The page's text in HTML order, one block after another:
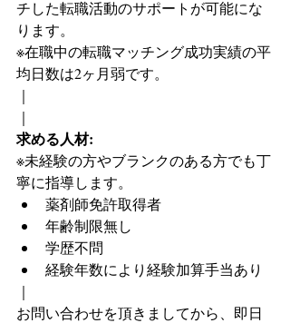
チした転職活動のサポートが可能にな
ります。
※在職中の転職マッチング成功実績の平
均日数は2ヶ月弱です。
｜
｜
求める人材:
※未経験の方やブランクのある方でも丁
寧に指導します。
薬剤師免許取得者
年齢制限無し
学歴不問
経験年数により経験加算手当あり
｜
お問い合わせを頂きましてから、即日